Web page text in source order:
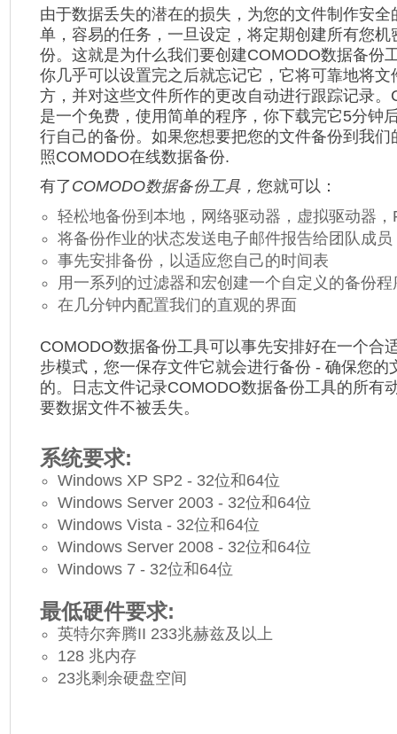
由于数据丢失的潜在的损失，为您的文件制作安
单，容易的任务，一旦设定，将定期创建所有您
份。这就是为什么我们要创建COMODO数据备份
你几乎可以设置完之后就忘记它，它将可靠地将
方，并对这些文件所作的更改自动进行跟踪记录
是一个免费，使用简单的程序，你下载完它5分钟
行自己的备份。如果您想要把您的文件备份到我
照COMODO在线数据备份.
有了COMODO数据备份工具， 您就可以：
轻松地备份到本地，网络驱动器，虚拟驱动器
将备份作业的状态发送电子邮件报告给团队成员
事先安排备份，以适应您自己的时间表
用一系列的过滤器和宏创建一个自定义的备份程
在几分钟内配置我们的直观的界面
COMODO数据备份工具可以事先安排好在一个合
步模式，您一保存文件它就会进行备份 - 确保您的
的。日志文件记录COMODO数据备份工具的所有
要数据文件不被丢失。
系统要求:
Windows XP SP2 - 32位和64位
Windows Server 2003 - 32位和64位
Windows Vista - 32位和64位
Windows Server 2008 - 32位和64位
Windows 7 - 32位和64位
最低硬件要求:
英特尔奔腾II 233兆赫兹及以上
128 兆内存
23兆剩余硬盘空间